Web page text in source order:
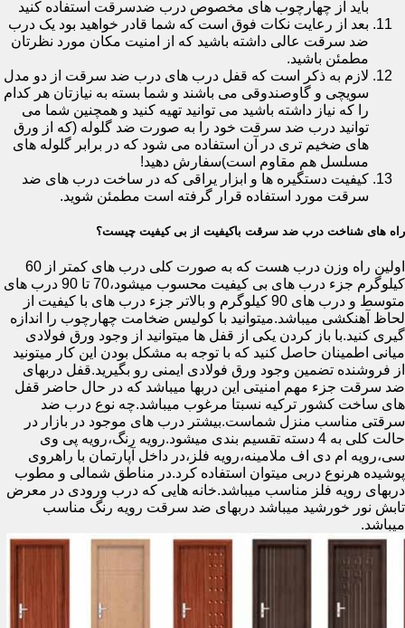
باید از چهارچوب های مخصوص درب ضدسرقت استفاده کنید
بعد از رعایت نکات فوق است که شما قادر خواهید بود یک درب
ضد سرقت عالی داشته باشید که از امنیت مکان مورد نظرتان
مطمئن باشید.
لازم به ذکر است که قفل درب های درب ضد سرقت از دو مدل
سویچی و گاوصندوقی می باشند و شما بسته به نیازتان هر کدام
را که نیاز داشته باشید می توانید تهیه کنید و همچنین شما می
توانید درب ضد سرقت خود را به صورت ضد گلوله (که از ورق
های ضخیم تری در آن استفاده می شود که در برابر گلوله های
مسلسل هم مقاوم است)سفارش دهید!
کیفیت دستگیره ها و ابزار یراقی که در ساخت درب های ضد
سرقت مورد استفاده قرار گرفته است مطمئن شوید.
راه های شناخت درب ضد سرقت باکیفیت از بی کیفیت چیست؟
اولین راه وزن درب هست که به صورت کلی درب های کمتر از 60
کیلوگرم جزء درب های بی کیفیت محسوب میشود،70 تا 90 درب های
متوسط و درب های 90 کیلوگرم و بالاتر جزء درب های با کیفیت از
لحاظ آهنکشی میباشد.میتوانید با کولیس ضخامت چهارچوب را اندازه
گیری کنید.با باز کردن یکی از قفل ها میتوانید از وجود ورق فولادی
میانی اطمینان حاصل کنید که با توجه به مشکل بودن این کار میتونید
از فروشنده تضمین وجود ورق فولادی ایمنی رو بگیرید.قفل دربهای
ضد سرقت جزء مهم امنیتی این دربها میباشد که در حال حاضر قفل
های ساخت کشور ترکیه نسبتا مرغوب میباشد.چه نوع درب ضد
سرقتی مناسب منزل شماست.بیشتر درب های موجود در بازار در
حالت کلی به 4 دسته تقسیم بندی میشود.رویه رنگ،رویه پی وی
سی،رویه ام دی اف ملامینه،رویه فلز،در داخل آپارتمان با راهروی
پوشیده هرنوع دربی میتوان استفاده کرد.در مناطق شمالی و مطوب
دربهای رویه فلز مناسب میباشد.خانه هایی که درب ورودی در معرض
تابش نور خورشید میباشد دربهای ضد سرقت رویه رنگ مناسب
میباشد.